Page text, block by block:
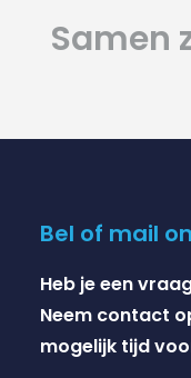
Samen
Bel of mail
Heb je een
Neem contact
mogelijk tijd